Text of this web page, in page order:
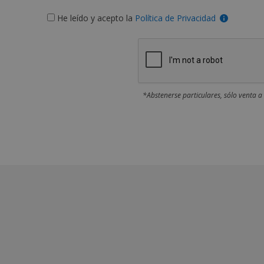
He leído y acepto la Política de Privacidad
*Abstenerse particulares, sólo venta